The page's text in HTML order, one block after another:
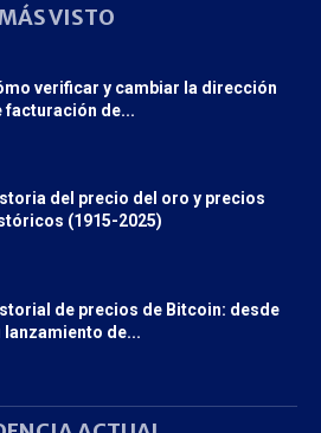
VISTO
verificar y cambiar la dirección
facturación de...
del precio del oro y precios
(1915-2025)
de precios de Bitcoin: desde
lanzamiento de...